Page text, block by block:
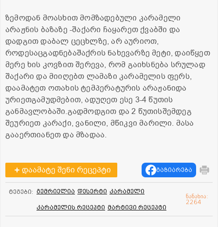
ზემოდან მოასხით მომზადებული კარამელი
არაჟნის ბაზაზე -შაქარი ჩაყარეთ ქვაბში და
დადგით დაბალ ცეცხლზე, არ აურიოთ,
როდესაცგადნებაშაქრის ნახევარზე მეტი, დაიწყეთ
მერე ხის კოვზით შერევა, რომ გაიხსნება სრულად
შაქარი და მიიღებთ ლამაზი კარამელის ფერს,
დაამატეთ ოთახის ტემპერატურის არაჟანიდა
ურიეთგამუდმებით, ადუღეთ ესე 3-4 წუთის
განმავლობაში.გადმოდგით და 2 წუთისშემდეგ
შეურიეთ კარაქი, ვანილი, მწიკვი მარილი. მასა
გააერთიანეთ და მზადაა.
დაამატე შენი რეცეპტი გაზიარება
ტეგები: გემრიელია დესერტი კარამელი
კარამელის რეცეპტი მარტივი რეცეპტი
ნანახია:
2264